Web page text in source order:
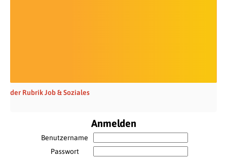
der Rubrik Job & Soziales
Anmelden
Benutzername
Passwort